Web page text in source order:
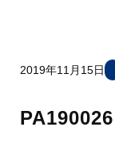
2019年11月15日
PA190026